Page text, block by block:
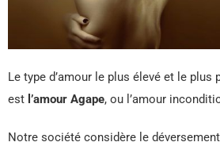
Le type d’amour le plus élevé et le plus
est l’amour Agape, ou l’amour
Notre société considère le